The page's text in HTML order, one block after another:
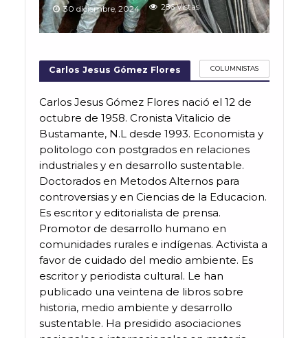
30 diciembre, 2024 286 Vistas
Carlos Jesus Gómez Flores COLUMNISTAS
Carlos Jesus Gómez Flores nació el 12 de
octubre de 1958. Cronista Vitalicio de
Bustamante, N.L desde 1993. Economista y
politologo con postgrados en relaciones
industriales y en desarrollo sustentable.
Doctorados en Metodos Alternos para
controversias y en Ciencias de la Educacion.
Es escritor y editorialista de prensa.
Promotor de desarrollo humano en
comunidades rurales e indígenas. Activista a
favor de cuidado del medio ambiente. Es
escritor y periodista cultural. Le han
publicado una veintena de libros sobre
historia, medio ambiente y desarrollo
sustentable. Ha presidido asociaciones